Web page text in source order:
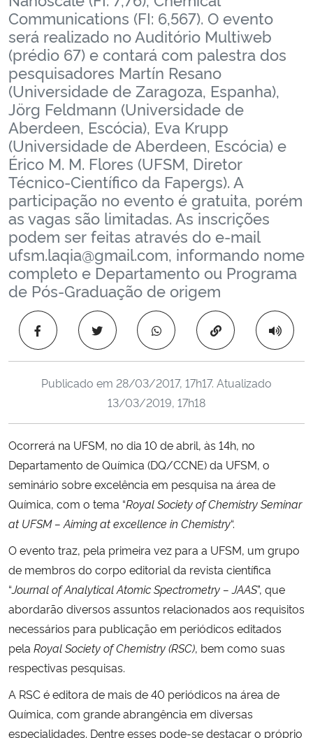
Planalto
Communications (FI: 6,567). O evento
será realizado no Auditório Multiweb
(prédio 67) e contará com palestra dos
pesquisadores Martín Resano
(Universidade de Zaragoza, Espanha),
Jörg Feldmann (Universidade de
Aberdeen, Escócia), Eva Krupp
(Universidade de Aberdeen, Escócia) e
Érico M. M. Flores (UFSM, Diretor
Técnico-Científico da Fapergs). A
participação no evento é gratuita, porém
as vagas são limitadas. As inscrições
podem ser feitas através do e-mail
ufsm.laqia@gmail.com, informando nome
completo e Departamento ou Programa
de Pós-Graduação de origem
Copiar para área
Publicado em 28/03/2017, 17h17. Atualizado
13/03/2019, 17h18
Ocorrerá na UFSM, no dia 10 de abril, às 14h, no
Departamento de Química (DQ/CCNE) da UFSM, o
seminário sobre excelência em pesquisa na área de
Química, com o tema “Royal Society of Chemistry Seminar
at UFSM – Aiming at excellence in Chemistry“.
O evento traz, pela primeira vez para a UFSM, um grupo
de membros do corpo editorial da revista científica
“Journal of Analytical Atomic Spectrometry – JAAS”, que
abordarão diversos assuntos relacionados aos requisitos
necessários para publicação em periódicos editados
pela Royal Society of Chemistry (RSC), bem como suas
respectivas pesquisas.
A RSC é editora de mais de 40 periódicos na área de
Química, com grande abrangência em diversas
especialidades. Dentre esses pode-se destacar o próprio